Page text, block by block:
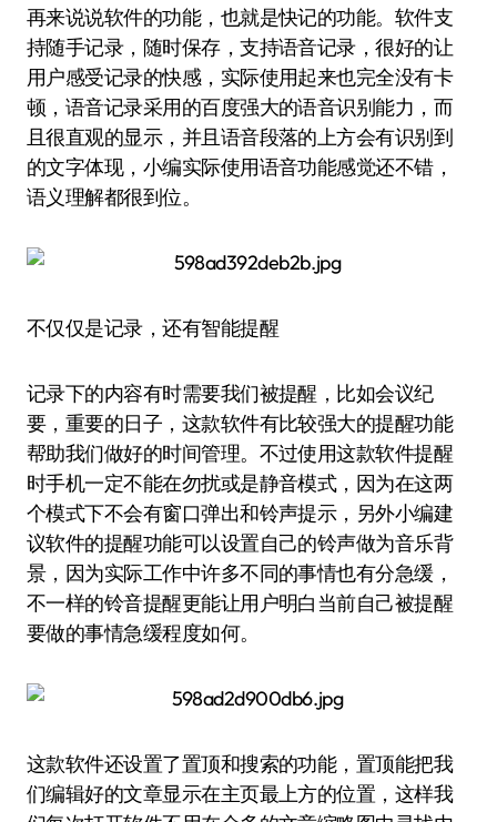
再来说说软件的功能，也就是快记的功能。软件支
持随手记录，随时保存，支持语音记录，很好的让
用户感受记录的快感，实际使用起来也完全没有卡
顿，语音记录采用的百度强大的语音识别能力，而
且很直观的显示，并且语音段落的上方会有识别到
的文字体现，小编实际使用语音功能感觉还不错，
语义理解都很到位。
不仅仅是记录，还有智能提醒
记录下的内容有时需要我们被提醒，比如会议纪
要，重要的日子，这款软件有比较强大的提醒功能
帮助我们做好的时间管理。不过使用这款软件提醒
时手机一定不能在勿扰或是静音模式，因为在这两
个模式下不会有窗口弹出和铃声提示，另外小编建
议软件的提醒功能可以设置自己的铃声做为音乐背
景，因为实际工作中许多不同的事情也有分急缓，
不一样的铃音提醒更能让用户明白当前自己被提醒
要做的事情急缓程度如何。
这款软件还设置了置顶和搜索的功能，置顶能把我
们编辑好的文章显示在主页最上方的位置，这样我